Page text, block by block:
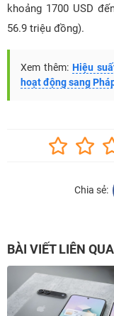
khoảng 1700 USD
56.9 triệu đồng).
Xem thêm: Hiệu
hoạt động sang
Chia sẻ:
BÀI VIẾT LIÊN